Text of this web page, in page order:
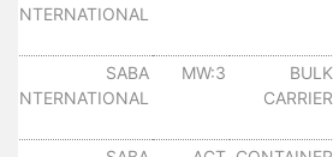
INTERNATIONAL
BULK
CARRIER
MW:3
SABA
INTERNATIONAL